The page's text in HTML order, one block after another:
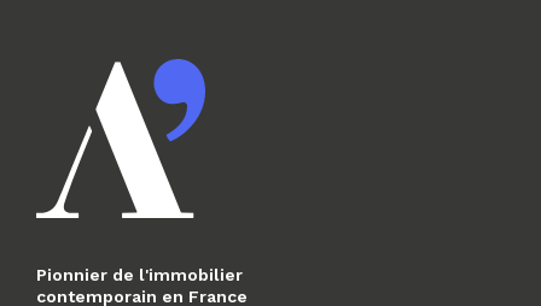
Pionnier de l'immobilier
contemporain en France